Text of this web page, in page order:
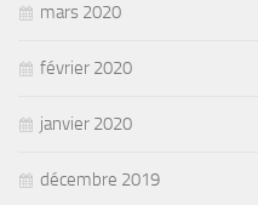
mars 2020
février 2020
janvier 2020
décembre 2019